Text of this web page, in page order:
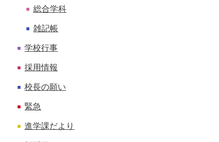
総合学科
雑記帳
学校行事
採用情報
校長の願い
緊急
進学課だより